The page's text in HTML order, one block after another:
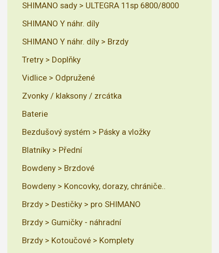
SHIMANO sady > ULTEGRA 11sp 6800/8000
SHIMANO Y náhr. díly
SHIMANO Y náhr. díly > Brzdy
Tretry > Doplňky
Vidlice > Odpružené
Zvonky / klaksony / zrcátka
Baterie
Bezdušový systém > Pásky a vložky
Blatníky > Přední
Bowdeny > Brzdové
Bowdeny > Koncovky, dorazy, chrániče..
Brzdy > Destičky > pro SHIMANO
Brzdy > Gumičky - náhradní
Brzdy > Kotoučové > Komplety